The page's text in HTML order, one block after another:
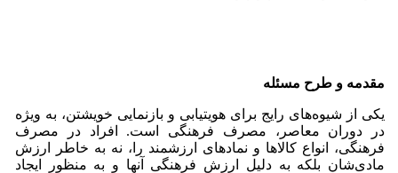
مقدمه و طرح مسئله
یکی از شیوه‌های رایج برای هویت­یابی و بازنمایی خویشتن، به ویژه
در دوران معاصر، مصرف فرهنگی است. افراد در مصرف
فرهنگی، انواع کالاها و نمادهای ارزشمند را، نه به خاطر ارزش
مادی‌شان بلکه به دلیل ارزش فرهنگی آنها و به منظور ایجاد